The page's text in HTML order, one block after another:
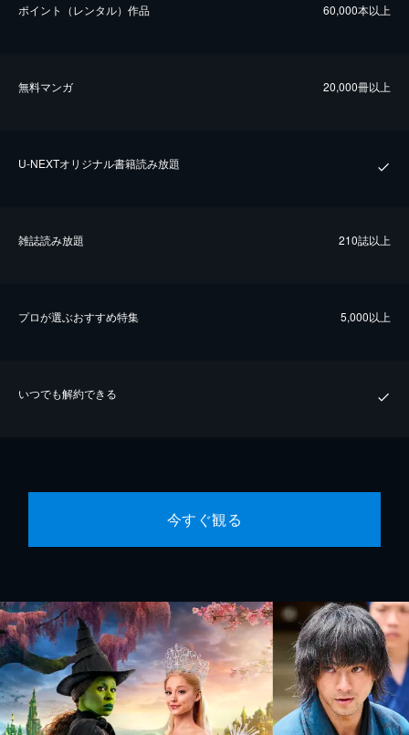
ポイント（レンタル）作品 60,000本以上
無料マンガ 20,000冊以上
U-NEXTオリジナル書籍読み放題
雑誌読み放題 210誌以上
プロが選ぶおすすめ特集 5,000以上
いつでも解約できる
今すぐ観る